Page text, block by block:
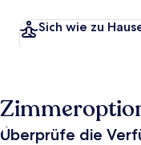
Sich wie zu
Überprüfe die